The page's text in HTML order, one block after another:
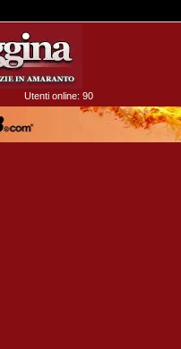
Utenti online: 90